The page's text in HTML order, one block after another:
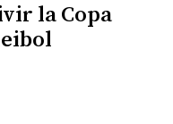
la Copa